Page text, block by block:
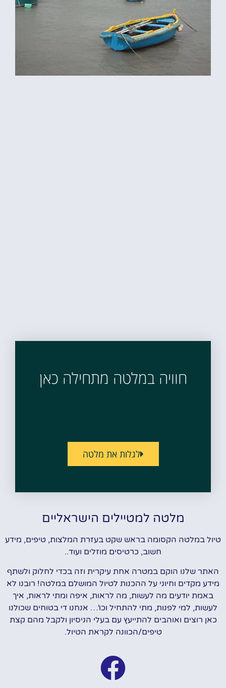
חוויה במלטה מתחילה כאן
לגלות את מלטה
מלטה למטיילים הישראליים
טיול במלטה הקסומה בראש שקט בעזרת המלצות, טיפים, מידע
חשוב, כרטיסים מוזלים ועוד..
האתר שלנו הוקם במטרה אחת עיקרית וזה בכדי לחלוק ולשתף
מידע מקדים וחיוני על ההכנות לטיול המושלם במלטה! רובנו לא
באמת יודעים מה לעשות, מה לראות, איפה ומתי לראות, איך
לעשות, למי לפנות, מתי להתחיל וכו'… אנחנו די בטוחים שכולנו
כאן רוצים ואוהבים להתייעץ עם בעלי הניסיון ולקבל מהם קצת
טיפים/הכוונה לקראת הטיול.